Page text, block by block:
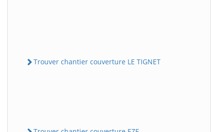
Trouver chantier couverture LE TIGNET